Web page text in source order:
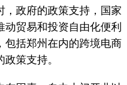
，政府的政策支持，国家
贸易和投资自由化便利
包括郑州在内的跨境电商
策支持。